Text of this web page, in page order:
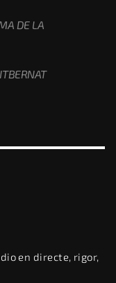
DE LA
en directe, rigor,